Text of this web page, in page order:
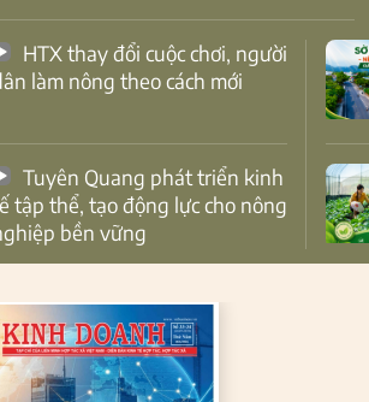
làm nông theo cách mới
tập thể, tạo động lực cho nông
bền vững